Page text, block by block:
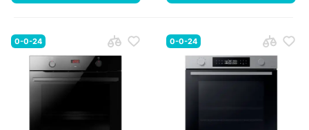
0-0-24 0-0-24